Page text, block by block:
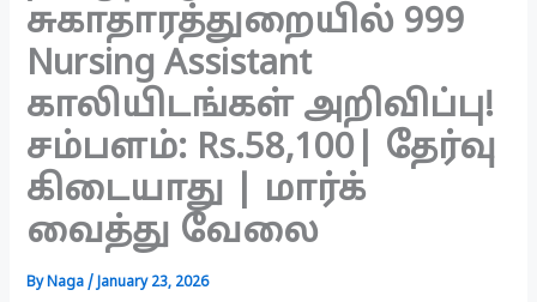
சுகாதாரத்துறையில் 999
Nursing Assistant
காலியிடங்கள் அறிவிப்பு!
சம்பளம்: Rs.58,100| தேர்வு
கிடையாது | மார்க்
வைத்து வேலை
ByNaga/ January 23, 2026